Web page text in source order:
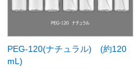
PEG-120(ナチュラル) (約120
mL)